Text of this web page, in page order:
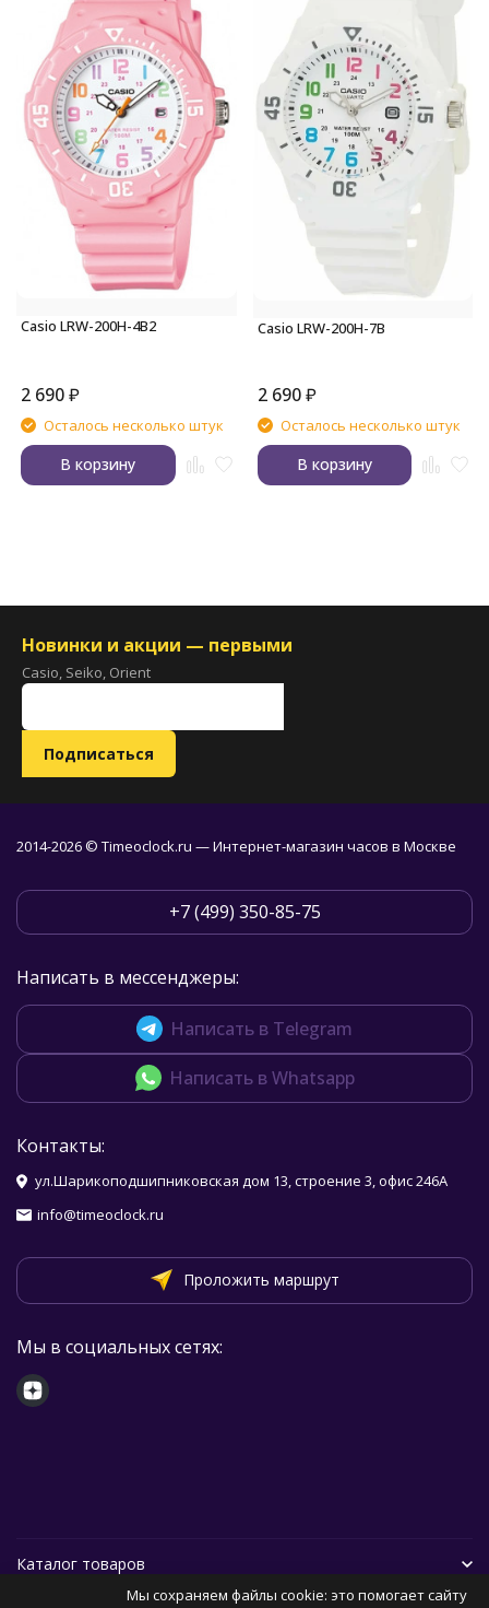
Casio LRW-200H-4B2
2 690₽
Осталось несколько штук
В корзину
Casio LRW-200H-7B
2 690 ₽
Осталось несколько штук
В корзину
Новинки и акции — первыми
Casio, Seiko, Orient
2014-2026 © Timeoclock.ru — Интернет-магазин часов в Москве
+7 (499) 350-85-75
Написать в мессенджеры:
Написать в Telegram
Написать в Whatsapp
Контакты:
ул.Шарикоподшипниковская дом 13, строение 3, офис 246А
info@timeoclock.ru
Проложить маршрут
Мы в социальных сетях:
Каталог товаров
Мы сохраняем файлы cookie: это помогает сайту